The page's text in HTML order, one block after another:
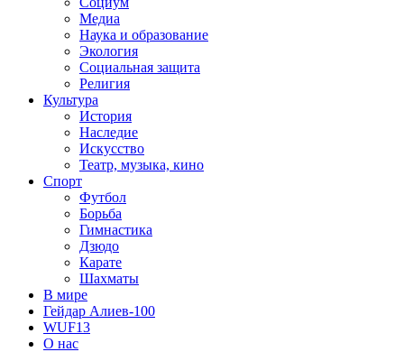
Медиа
Наука и образование
Экология
Социальная защита
Религия
Культура
История
Наследие
Искусство
Театр, музыка, кино
Спорт
Футбол
Борьба
Гимнастика
Дзюдо
Карате
Шахматы
В мире
Гейдар Алиев-100
WUF13
О нас